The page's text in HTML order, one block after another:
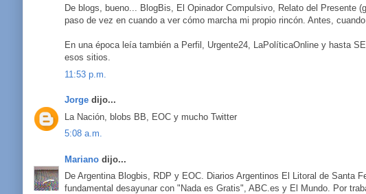
De blogs, bueno... BlogBis, El Opinador Compulsivo, Relato del Presente
paso de vez en cuando a ver cómo marcha mi propio rincón. Antes,
En una época leía también a Perfil, Urgente24, LaPolíticaOnline y hasta
esos sitios.
11:53 p.m.
Jorge dijo...
La Nación, blobs BB, EOC y mucho Twitter
5:08 a.m.
Mariano dijo...
De Argentina Blogbis, RDP y EOC. Diarios Argentinos El Litoral de Santa
fundamental desayunar con "Nada es Gratis", ABC.es y El Mundo. Por